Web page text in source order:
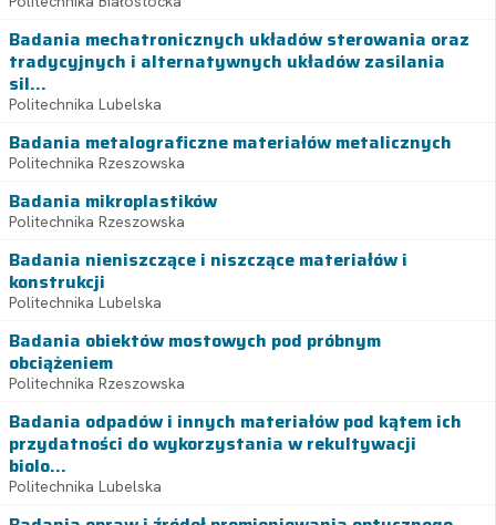
Badania mechatronicznych układów sterowania oraz
tradycyjnych i alternatywnych układów zasilania
sil...
Politechnika Lubelska
Badania metalograficzne materiałów metalicznych
Politechnika Rzeszowska
Badania mikroplastików
Politechnika Rzeszowska
Badania nieniszczące i niszczące materiałów i
konstrukcji
Politechnika Lubelska
Badania obiektów mostowych pod próbnym
obciążeniem
Politechnika Rzeszowska
Badania odpadów i innych materiałów pod kątem ich
przydatności do wykorzystania w rekultywacji
biolo...
Politechnika Lubelska